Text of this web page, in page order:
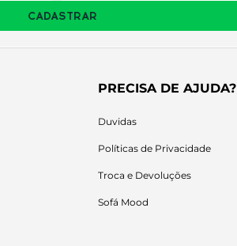
CADASTRAR
PRECISA DE AJUDA?
Duvidas
Políticas de Privacidade
Troca e Devoluções
Sofá Mood